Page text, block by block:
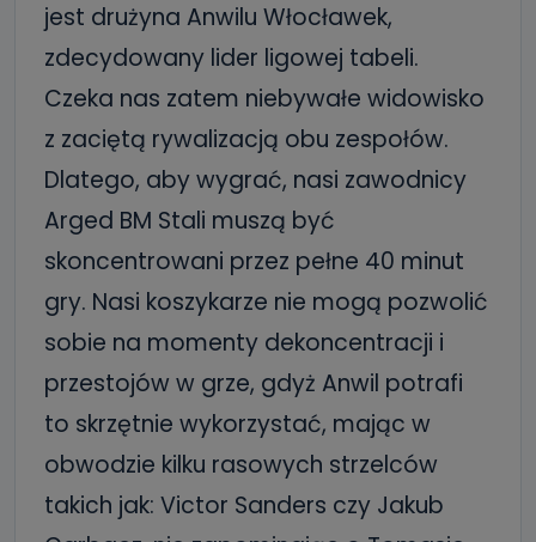
jest drużyna Anwilu Włocławek,
zdecydowany lider ligowej tabeli.
Czeka nas zatem niebywałe widowisko
z zaciętą rywalizacją obu zespołów.
Dlatego, aby wygrać, nasi zawodnicy
Arged BM Stali muszą być
skoncentrowani przez pełne 40 minut
gry. Nasi koszykarze nie mogą pozwolić
sobie na momenty dekoncentracji i
przestojów w grze, gdyż Anwil potrafi
to skrzętnie wykorzystać, mając w
obwodzie kilku rasowych strzelców
takich jak: Victor Sanders czy Jakub